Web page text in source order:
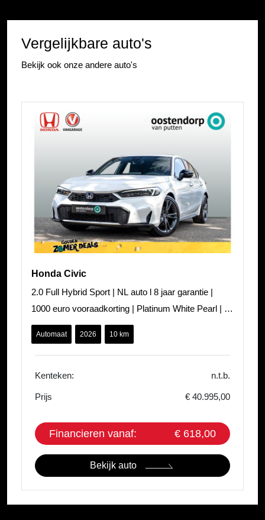
Vergelijkbare auto's
Bekijk ook onze andere auto's
Honda Civic
2.0 Full Hybrid Sport | NL auto l 8 jaar garantie |
1000 euro vooraadkorting | Platinum White Pearl | All
In prijs | Navi | PDC
Automaat 2026 10 km
Kenteken: n.t.b.
Prijs € 40.995,00
Financieren vanaf: € 618,00
Bekijk auto